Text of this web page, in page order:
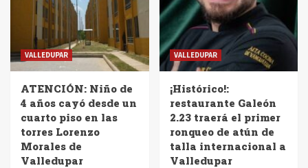
VALLEDUPAR
ATENCIÓN: Niño de
4 años cayó desde un
cuarto piso en las
torres Lorenzo
Morales de
Valledupar
VALLEDUPAR
¡Histórico!:
restaurante Galeón
2.23 traerá el primer
ronqueo de atún de
talla internacional a
Valledupar